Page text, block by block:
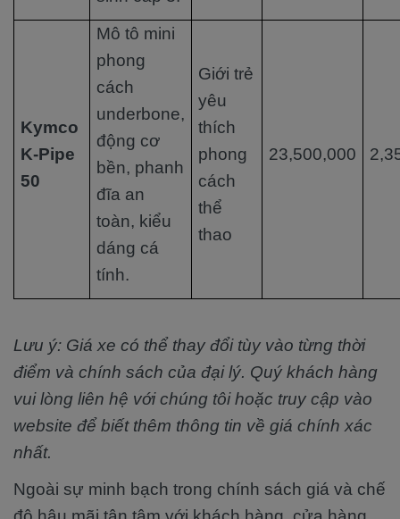
Kymco
K-Pipe
50
Mô tô mini
phong
cách
underbone,
động cơ
bền, phanh
đĩa an
toàn, kiểu
dáng cá
tính.
Giới trẻ
yêu
thích
phong
cách
thể
thao
23,500,000
Lưu ý: Giá xe có thể thay đổi tùy vào từng thời
điểm và chính sách của đại lý. Quý khách hàng
vui lòng liên hệ với chúng tôi hoặc truy cập vào
website để biết thêm thông tin về giá chính xác
nhất.
Ngoài sự minh bạch trong chính sách giá và chế